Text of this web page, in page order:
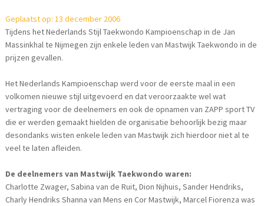
Geplaatst op: 13 december 2006
Tijdens het Nederlands Stijl Taekwondo Kampioenschap in de Jan
Massinkhal te Nijmegen zijn enkele leden van Mastwijk Taekwondo in de
prijzen gevallen.
Het Nederlands Kampioenschap werd voor de eerste maal in een
volkomen nieuwe stijl uitgevoerd en dat veroorzaakte wel wat
vertraging voor de deelnemers en ook de opnamen van ZAPP sport TV
die er werden gemaakt hielden de organisatie behoorlijk bezig maar
desondanks wisten enkele leden van Mastwijk zich hierdoor niet al te
veel te laten afleiden.
De deelnemers van Mastwijk Taekwondo waren:
Charlotte Zwager, Sabina van de Ruit, Dion Nijhuis, Sander Hendriks,
Charly Hendriks Shanna van Mens en Cor Mastwijk, Marcel Fiorenza was